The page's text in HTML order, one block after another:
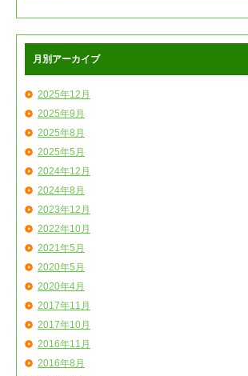
月別アーカイブ
2025年12月
2025年9月
2025年8月
2025年5月
2024年12月
2024年8月
2023年12月
2022年10月
2021年5月
2020年5月
2020年4月
2017年11月
2017年10月
2016年11月
2016年8月